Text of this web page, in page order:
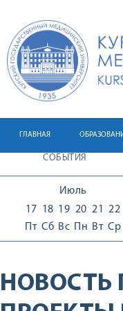
ГЛАВНАЯ
СОБЫТИЯ
Июль
17
Пт
18
Сб
19
Вс
20
Пн
21
Вт
22
Ср
НОВОСТЬ